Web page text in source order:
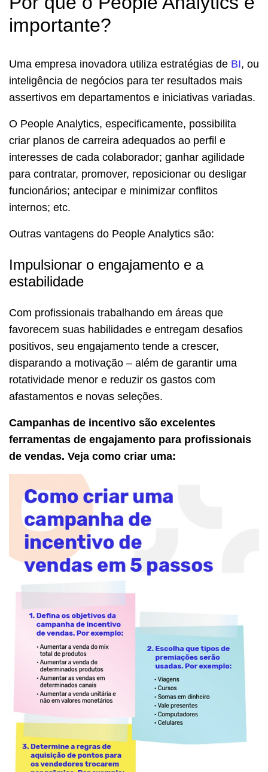
importante?
Uma empresa inovadora utiliza estratégias de BI, ou
inteligência de negócios para ter resultados mais
assertivos em departamentos e iniciativas variadas.
O People Analytics, especificamente, possibilita
criar planos de carreira adequados ao perfil e
interesses de cada colaborador; ganhar agilidade
para contratar, promover, reposicionar ou desligar
funcionários; antecipar e minimizar conflitos
internos; etc.
Outras vantagens do People Analytics são:
Impulsionar o engajamento e a
estabilidade
Com profissionais trabalhando em áreas que
favorecem suas habilidades e entregam desafios
positivos, seu engajamento tende a crescer,
disparando a motivação – além de garantir uma
rotatividade menor e reduzir os gastos com
afastamentos e novas seleções.
Campanhas de incentivo são excelentes
ferramentas de engajamento para profissionais
de vendas. Veja como criar uma: